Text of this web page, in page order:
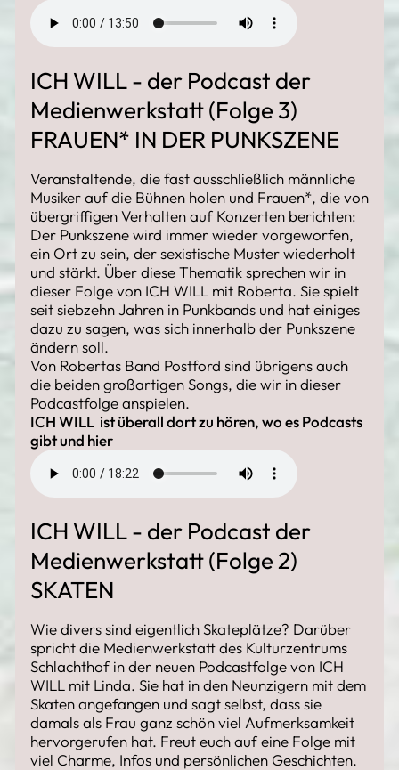
ICH WILL - der Podcast der
Medienwerkstatt (Folge 3)
FRAUEN* IN DER PUNKSZENE
Veranstaltende, die fast ausschließlich männliche
Musiker auf die Bühnen holen und Frauen*, die von
übergriffigen Verhalten auf Konzerten berichten:
Der Punkszene wird immer wieder vorgeworfen,
ein Ort zu sein, der sexistische Muster wiederholt
und stärkt. Über diese Thematik sprechen wir in
dieser Folge von ICH WILL mit Roberta. Sie spielt
seit siebzehn Jahren in Punkbands und hat einiges
dazu zu sagen, was sich innerhalb der Punkszene
ändern soll.
Von Robertas Band Postford sind übrigens auch
die beiden großartigen Songs, die wir in dieser
Podcastfolge anspielen.
ICH WILL ist überall dort zu hören, wo es Podcasts
gibt und hier
ICH WILL - der Podcast der
Medienwerkstatt (Folge 2)
SKATEN
Wie divers sind eigentlich Skateplätze? Darüber
spricht die Medienwerkstatt des Kulturzentrums
Schlachthof in der neuen Podcastfolge von ICH
WILL mit Linda. Sie hat in den Neunzigern mit dem
Skaten angefangen und sagt selbst, dass sie
damals als Frau ganz schön viel Aufmerksamkeit
hervorgerufen hat. Freut euch auf eine Folge mit
viel Charme, Infos und persönlichen Geschichten.